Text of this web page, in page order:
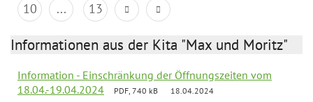
10
... 13
Informationen aus der Kita "Max und Moritz"
Information - Einschränkung der Öffnungszeiten vom
18.04.-19.04.2024
PDF, 740 kB 18.04.2024